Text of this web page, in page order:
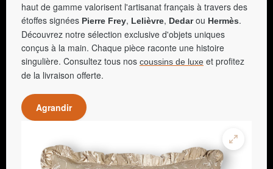
haut de gamme valorisent l'artisanat français à travers des
étoffes signées Pierre Frey, Lelièvre, Dedarou Hermès.
Découvrez notre sélection exclusive d'objets uniques
conçus à la main. Chaque pièce raconte une histoire
singulière. Consultez tous nos coussins de luxe et profitez
de la livraison offerte.
Agrandir